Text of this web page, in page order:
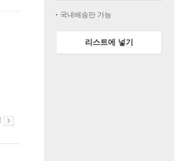
국내배송만 가능
리스트에 넣기